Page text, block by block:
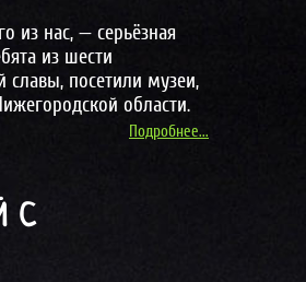
из нас, — серьёзная
из шести
посетили музеи,
области.
Подробнее...
С